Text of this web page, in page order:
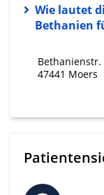
Wie lautet
Bethanien
Bethanienstr.
47441 Moers
Erstellung von
von Inhalten
personalisierter
Messung der
Analyse von
oder